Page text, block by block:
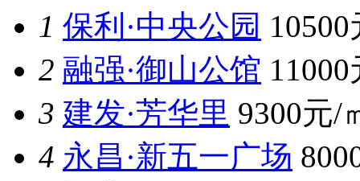
1 保利·中央公园
2 融强·御山公馆
3 建发·芳华里 9300元/
4 永昌·新五一广场